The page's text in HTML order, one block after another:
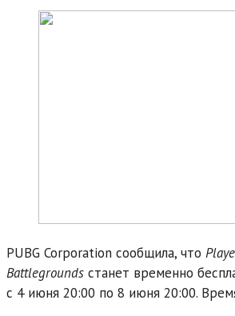
PUBG Corporation сообщила, что
Battlegrounds станет временно
с 4 июня 20:00 по 8 июня 20:00.